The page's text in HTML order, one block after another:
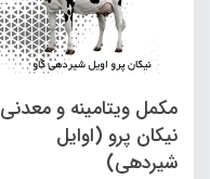
مکمل ویتامینه و معدنی
نیکان پرو (اوایل
شیردهی)